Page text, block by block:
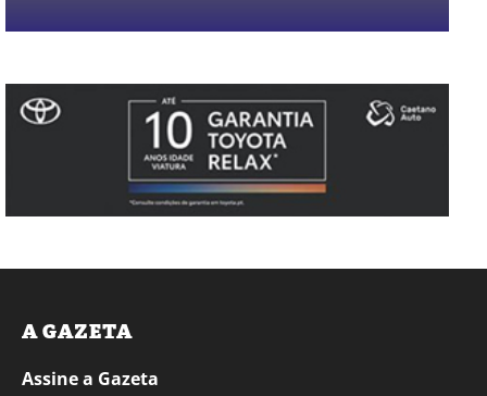
A GAZETA
Assine a Gazeta